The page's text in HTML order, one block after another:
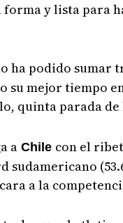
y lista para
ha podido sumar
mejor tiempo
quinta parada de
aChile con el
sudamericano
a la